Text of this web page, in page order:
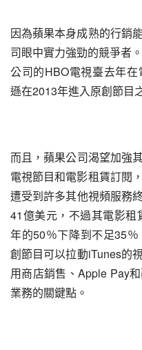
因為蘋果本身成熟的行銷
司眼中實力強勁的競爭者
公司的HBO電視臺去年
遜在2013年進入原創節目
而且，蘋果公司渴望加強
電視節目和電影租賃訂閱
遭受到許多其他視頻服務
41億美元，不過其電影
年的50％下降到不足35
創節目可以拉動iTunes的
用商店銷售、Apple Pay
業務的關鍵點。